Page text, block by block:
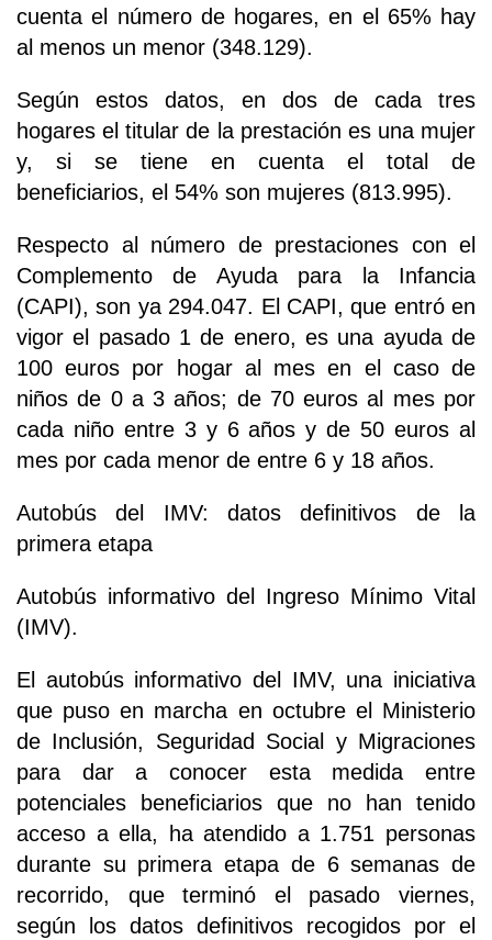
cuenta el número de hogares, en el 65% hay
al menos un menor (348.129).
Según estos datos, en dos de cada tres
hogares el titular de la prestación es una mujer
y, si se tiene en cuenta el total de
beneficiarios, el 54% son mujeres (813.995).
Respecto al número de prestaciones con el
Complemento de Ayuda para la Infancia
(CAPI), son ya 294.047. El CAPI, que entró en
vigor el pasado 1 de enero, es una ayuda de
100 euros por hogar al mes en el caso de
niños de 0 a 3 años; de 70 euros al mes por
cada niño entre 3 y 6 años y de 50 euros al
mes por cada menor de entre 6 y 18 años.
Autobús del IMV: datos definitivos de la
primera etapa
Autobús informativo del Ingreso Mínimo Vital
(IMV).
El autobús informativo del IMV, una iniciativa
que puso en marcha en octubre el Ministerio
de Inclusión, Seguridad Social y Migraciones
para dar a conocer esta medida entre
potenciales beneficiarios que no han tenido
acceso a ella, ha atendido a 1.751 personas
durante su primera etapa de 6 semanas de
recorrido, que terminó el pasado viernes,
según los datos definitivos recogidos por el